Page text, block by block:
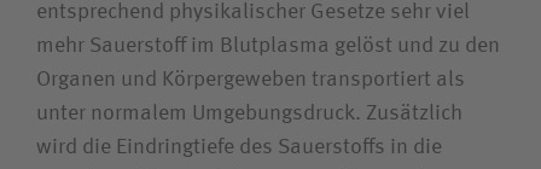
Patientin / Patient
Besucherin / Besucher
entsprechend physikalischer Gesetze sehr viel
mehr Sauerstoff im Blutplasma gelöst und zu den
Organen und Körpergeweben transportiert als
unter normalem Umgebungsdruck. Zusätzlich
wird die Eindringtiefe des Sauerstoffs in die